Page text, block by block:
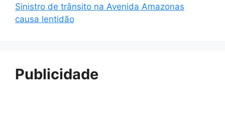
Sinistro de trânsito na Avenida Amazonas
causa lentidão
Publicidade